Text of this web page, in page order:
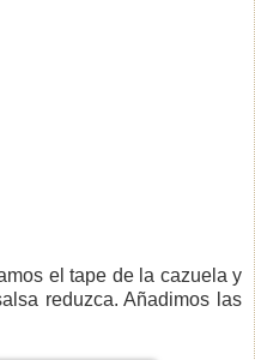
el tape de la cazuela y
reduzca. Añadimos las